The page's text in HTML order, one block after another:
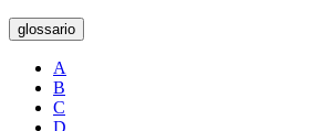
glossario
A
B
C
D